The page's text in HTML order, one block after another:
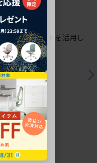
ダクトスリットを活用し
ードデスク